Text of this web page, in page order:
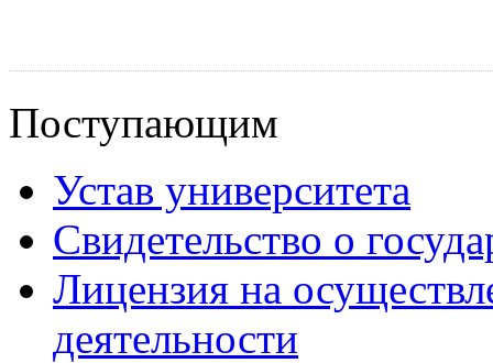
Поступающим
Устав университета
Свидетельство о
Лицензия на
деятельности